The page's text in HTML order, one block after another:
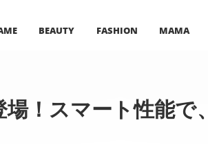
BEAUTY FASHION MAMA
！スマート性能で、